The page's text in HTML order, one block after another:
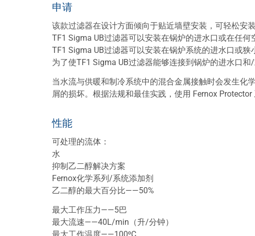
申请
该款过滤器在设计方面倾向于贴近墙壁安装，可轻松安
TF1 Sigma UB过滤器可以安装在锅炉的进水口或在任何
TF1 Sigma UB过滤器可以安装在锅炉系统的进水口或
为了使TF1 Sigma UB过滤器能够连接到锅炉的进水口
当水流与供暖和制冷系统中的混合金属接触时会发生化
屑的损坏。根据法规和最佳实践，使用 Fernox
性能
可处理的流体：
水
抑制乙二醇解决方案
Fernox化学系列/系统添加剂
乙二醇的最大百分比——50%
最大工作压力——5巴
最大流速——40L/min（升/分钟）